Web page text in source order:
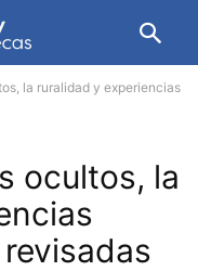
la ruralidad y experiencias
ocultos, la